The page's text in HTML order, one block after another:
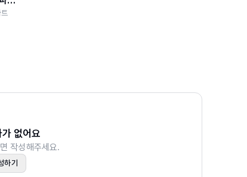
른 계정 분리
영
라
없어요
작성해주세요.
하기